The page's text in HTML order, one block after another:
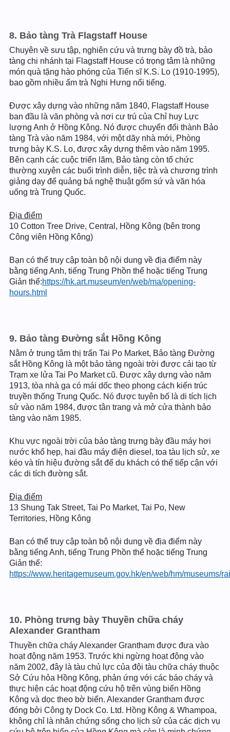
8. Bảo tàng Trà Flagstaff House
Chuyên về sưu tập, nghiên cứu và trưng bày đồ trà, bảo
tàng chi nhánh tại Flagstaff House có trọng tâm là những
món quà tặng hào phóng của Tiến sĩ K.S. Lo (1910-1995),
bao gồm nhiều ấm trà Nghi Hưng nổi tiếng.
Được xây dựng vào những năm 1840, Flagstaff House
ban đầu là văn phòng và nơi cư trú của Chỉ huy Lực
lượng Anh ở Hồng Kông. Nó được chuyển đổi thành Bảo
tàng Trà vào năm 1984, với một dãy nhà mới, Phòng
trưng bày K.S. Lo, được xây dựng thêm vào năm 1995.
Bên cạnh các cuộc triển lãm, Bảo tàng còn tổ chức
thường xuyên các buổi trình diễn, tiệc trà và chương trình
giảng dạy để quảng bá nghệ thuật gốm sứ và văn hóa
uống trà Trung Quốc.
Địa điểm
10 Cotton Tree Drive, Central, Hồng Kông (bên trong
Công viên Hồng Kông)
Bạn có thể truy cập toàn bộ nội dung về địa điểm này
bằng tiếng Anh, tiếng Trung Phồn thể hoặc tiếng Trung
Giản thể:https://hk.art.museum/en/web/ma/opening-
hours.html
9. Bảo tàng Đường sắt Hồng Kông
Nằm ở trung tâm thị trấn Tai Po Market, Bảo tàng Đường
sắt Hồng Kông là một bảo tàng ngoài trời được cải tạo từ
Trạm xe lửa Tai Po Market cũ. Được xây dựng vào năm
1913, tòa nhà ga có mái dốc theo phong cách kiến trúc
truyền thống Trung Quốc. Nó được tuyên bố là di tích lịch
sử vào năm 1984, được tân trang và mở cửa thành bảo
tàng vào năm 1985.
Khu vực ngoài trời của bảo tàng trưng bày đầu máy hơi
nước khổ hẹp, hai đầu máy điện diesel, toa tàu lịch sử, xe
kéo và tín hiệu đường sắt để du khách có thể tiếp cận với
các di tích đường sắt.
Địa điểm
13 Shung Tak Street, Tai Po Market, Tai Po, New
Territories, Hồng Kông
Bạn có thể truy cập toàn bộ nội dung về địa điểm này
bằng tiếng Anh, tiếng Trung Phồn thể hoặc tiếng Trung
Giản thể:
https://www.heritagemuseum.gov.hk/en/web/hm/museums/
10. Phòng trưng bày Thuyền chữa cháy
Alexander Grantham
Thuyền chữa cháy Alexander Grantham được đưa vào
hoạt động năm 1953. Trước khi ngừng hoạt động vào
năm 2002, đây là tàu chủ lực của đội tàu chữa cháy thuộc
Sở Cứu hỏa Hồng Kông, phản ứng với các báo cháy và
thực hiện các hoạt động cứu hộ trên vùng biển Hồng
Kông và dọc theo bờ biển. Alexander Grantham được
đóng bởi Công ty Dock Co. Ltd. Hồng Kông & Whampoa,
không chỉ là nhân chứng sống cho lịch sử của các dịch vụ